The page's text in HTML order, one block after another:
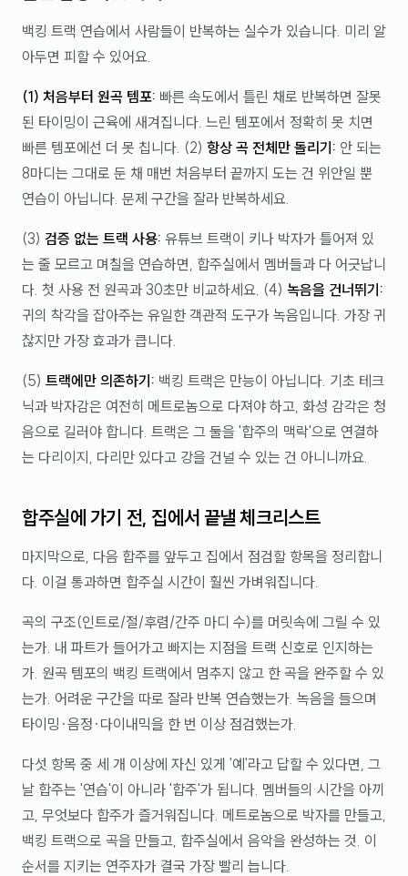
백킹 트랙 연습에서 사람들이 반복하는 실수가 있습니다. 미리 알
아두면 피할 수 있어요.
(1) 처음부터 원곡 템포: 빠른 속도에서 틀린 채로 반복하면 잘못
된 타이밍이 근육에 새겨집니다. 느린 템포에서 정확히 못 치면
빠른 템포에선 더 못 칩니다. (2) 항상 곡 전체만 돌리기: 안 되는
8마디는 그대로 둔 채 매번 처음부터 끝까지 도는 건 위안일 뿐
연습이 아닙니다. 문제 구간을 잘라 반복하세요.
(3) 검증 없는 트랙 사용: 유튜브 트랙이 키나 박자가 틀어져 있
는 줄 모르고 며칠을 연습하면, 합주실에서 멤버들과 다 어긋납니
다. 첫 사용 전 원곡과 30초만 비교하세요. (4) 녹음을 건너뛰기:
귀의 착각을 잡아주는 유일한 객관적 도구가 녹음입니다. 가장 귀
찮지만 가장 효과가 큽니다.
(5) 트랙에만 의존하기: 백킹 트랙은 만능이 아닙니다. 기초 테크
닉과 박자감은 여전히 메트로놈으로 다져야 하고, 화성 감각은 청
음으로 길러야 합니다. 트랙은 그 둘을 '합주의 맥락'으로 연결하
는 다리이지, 다리만 있다고 강을 건널 수 있는 건 아니니까요.
합주실에 가기 전, 집에서 끝낼 체크리스트
마지막으로, 다음 합주를 앞두고 집에서 점검할 항목을 정리합니
다. 이걸 통과하면 합주실 시간이 훨씬 가벼워집니다.
곡의 구조(인트로/절/후렴/간주 마디 수)를 머릿속에 그릴 수 있
는가. 내 파트가 들어가고 빠지는 지점을 트랙 신호로 인지하는
가. 원곡 템포의 백킹 트랙에서 멈추지 않고 한 곡을 완주할 수 있
는가. 어려운 구간을 따로 잘라 반복 연습했는가. 녹음을 들으며
타이밍·음정·다이내믹을 한 번 이상 점검했는가.
다섯 항목 중 세 개 이상에 자신 있게 '예'라고 답할 수 있다면, 그
날 합주는 '연습'이 아니라 '합주'가 됩니다. 멤버들의 시간을 아끼
고, 무엇보다 합주가 즐거워집니다. 메트로놈으로 박자를 만들고,
백킹 트랙으로 곡을 만들고, 합주실에서 음악을 완성하는 것. 이
순서를 지키는 연주자가 결국 가장 빨리 늡니다.